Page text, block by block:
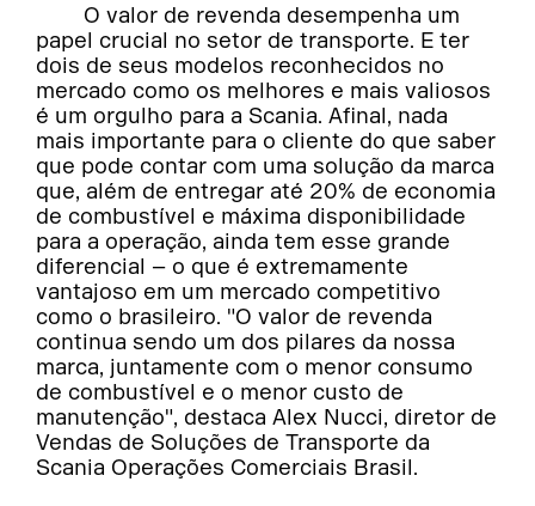
O valor de revenda desempenha um
papel crucial no setor de transporte. E ter
dois de seus modelos reconhecidos no
mercado como os melhores e mais valiosos
é um orgulho para a Scania. Afinal, nada
mais importante para o cliente do que saber
que pode contar com uma solução da marca
que, além de entregar até 20% de economia
de combustível e máxima disponibilidade
para a operação, ainda tem esse grande
diferencial – o que é extremamente
vantajoso em um mercado competitivo
como o brasileiro. "O valor de revenda
continua sendo um dos pilares da nossa
marca, juntamente com o menor consumo
de combustível e o menor custo de
manutenção", destaca Alex Nucci, diretor de
Vendas de Soluções de Transporte da
Scania Operações Comerciais Brasil.